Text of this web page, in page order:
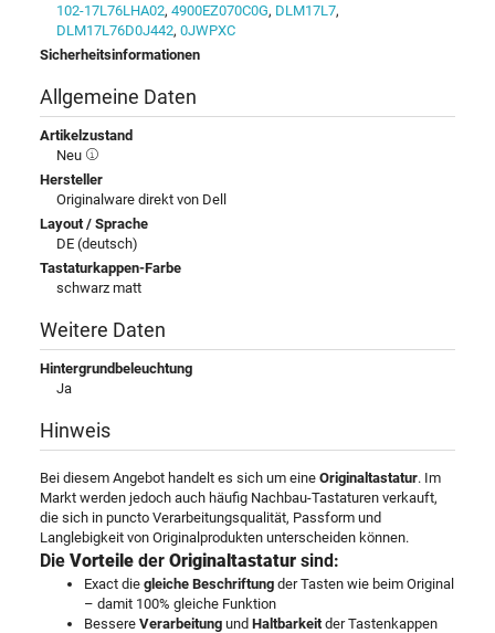
102-17L76LHA02, 4900EZ070C0G, DLM17L7,
DLM17L76D0J442, 0JWPXC
Sicherheitsinformationen
Allgemeine Daten
Artikelzustand
Neu
Hersteller
Originalware direkt von Dell
Layout / Sprache
DE (deutsch)
Tastaturkappen-Farbe
schwarz matt
Weitere Daten
Hintergrundbeleuchtung
Ja
Hinweis
Bei diesem Angebot handelt es sich um eine Originaltastatur. Im
Markt werden jedoch auch häufig Nachbau-Tastaturen verkauft,
die sich in puncto Verarbeitungsqualität, Passform und
Langlebigkeit von Originalprodukten unterscheiden können.
Die Vorteile der Originaltastatur sind:
Exact die gleiche Beschriftung der Tasten wie beim Original
– damit 100% gleiche Funktion
Bessere Verarbeitung und Haltbarkeit der Tastenkappen